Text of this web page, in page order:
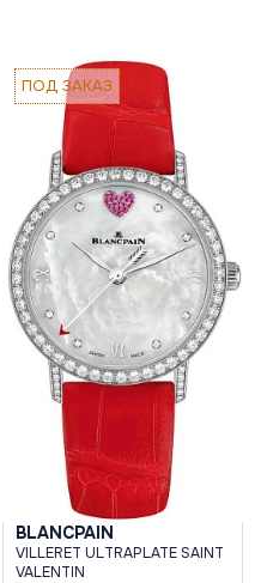
ПОД ЗАКАЗ
BLANCPAIN
VILLERET ULTRAPLATE SAINT
VALENTIN